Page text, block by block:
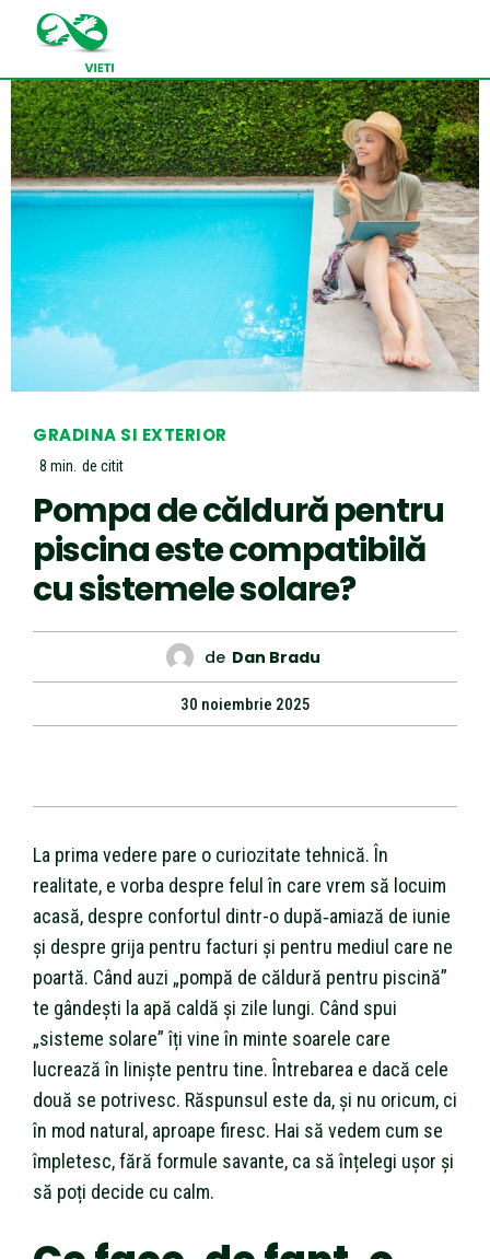
GRADINA SI EXTERIOR
8 min. de citit
Pompa de căldură pentru
piscina este compatibilă
cu sistemele solare?
de Dan Bradu
30 noiembrie 2025
La prima vedere pare o curiozitate tehnică. În
realitate, e vorba despre felul în care vrem să locuim
acasă, despre confortul dintr-o după‑amiază de iunie
și despre grija pentru facturi și pentru mediul care ne
poartă. Când auzi „pompă de căldură pentru piscină”
te gândești la apă caldă și zile lungi. Când spui
„sisteme solare” îți vine în minte soarele care
lucrează în liniște pentru tine. Întrebarea e dacă cele
două se potrivesc. Răspunsul este da, și nu oricum, ci
în mod natural, aproape firesc. Hai să vedem cum se
împletesc, fără formule savante, ca să înțelegi ușor și
să poți decide cu calm.